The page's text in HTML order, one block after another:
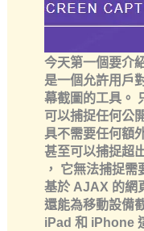
今天第一個要介
是一個允許用戶
幕截圖的工具。
可以捕捉任何公
具不需要任何額
甚至可以捕捉超
， 它無法捕捉
基於 AJAX 的網
還能為移動設備
iPad 和 iPhone